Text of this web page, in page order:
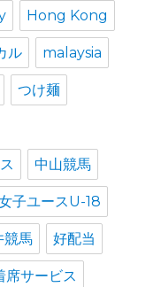
Hong Kong
ル malaysia
つけ麺
中山競馬
子ユースU-18
競馬 好配当
席サービス